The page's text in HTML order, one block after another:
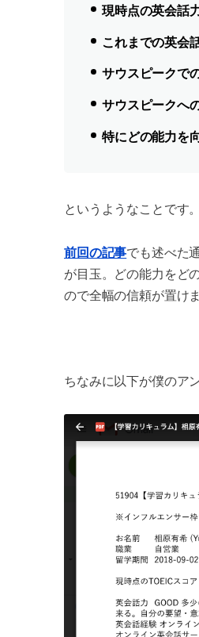
現時点の英会話
これまでの英会
サウスピークで
サウスピークへ
特にどの能力を
というようなことです。
前回の記事でも述べた
が目玉。どの能力をど
ので全幅の信頼が置けま
ちなみに以下が僕のア